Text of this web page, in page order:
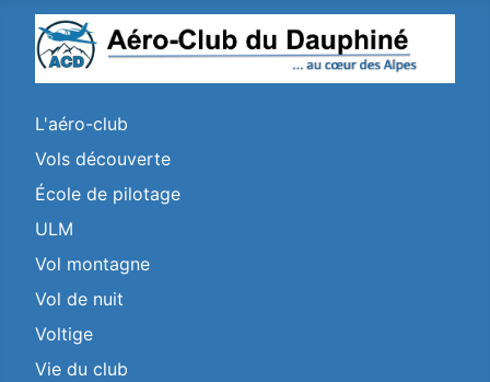
L'aéro-club
Vols découverte
École de pilotage
ULM
Vol montagne
Vol de nuit
Voltige
Vie du club